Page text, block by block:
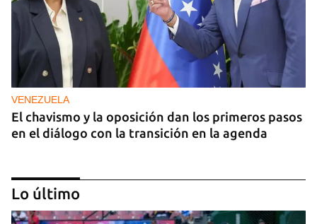
VENEZUELA
El chavismo y la oposición dan los primeros pasos
en el diálogo con la transición en la agenda
Lo último